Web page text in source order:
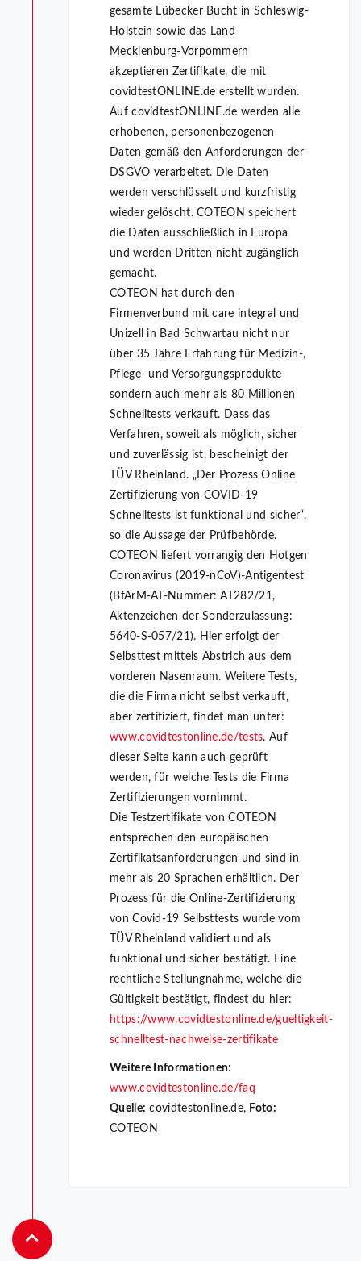
gesamte Lübecker Bucht in Schleswig-
Holstein sowie das Land
Mecklenburg-Vorpommern
akzeptieren Zertifikate, die mit
covidtestONLINE.de erstellt wurden.
Auf covidtestONLINE.de werden alle
erhobenen, personenbezogenen
Daten gemäß den Anforderungen der
DSGVO verarbeitet. Die Daten
werden verschlüsselt und kurzfristig
wieder gelöscht. COTEON speichert
die Daten ausschließlich in Europa
und werden Dritten nicht zugänglich
gemacht.
COTEON hat durch den
Firmenverbund mit care integral und
Unizell in Bad Schwartau nicht nur
über 35 Jahre Erfahrung für Medizin-,
Pflege- und Versorgungsprodukte
sondern auch mehr als 80 Millionen
Schnelltests verkauft. Dass das
Verfahren, soweit als möglich, sicher
und zuverlässig ist, bescheinigt der
TÜV Rheinland. „Der Prozess Online
Zertifizierung von COVID-19
Schnelltests ist funktional und sicher“,
so die Aussage der Prüfbehörde.
COTEON liefert vorrangig den Hotgen
Coronavirus (2019-nCoV)-Antigentest
(BfArM-AT-Nummer: AT282/21,
Aktenzeichen der Sonderzulassung:
5640-S-057/21). Hier erfolgt der
Selbsttest mittels Abstrich aus dem
vorderen Nasenraum. Weitere Tests,
die die Firma nicht selbst verkauft,
aber zertifiziert, findet man unter:
www.covidtestonline.de/tests. Auf
dieser Seite kann auch geprüft
werden, für welche Tests die Firma
Zertifizierungen vornimmt.
Die Testzertifikate von COTEON
entsprechen den europäischen
Zertifikatsanforderungen und sind in
mehr als 20 Sprachen erhältlich. Der
Prozess für die Online-Zertifizierung
von Covid-19 Selbsttests wurde vom
TÜV Rheinland validiert und als
funktional und sicher bestätigt. Eine
rechtliche Stellungnahme, welche die
Gültigkeit bestätigt, findest du hier:
https://www.covidtestonline.de/gueltigkeit-
schnelltest-nachweise-zertifikate
Weitere Informationen:
www.covidtestonline.de/faq
Quelle: covidtestonline.de, Foto:
COTEON